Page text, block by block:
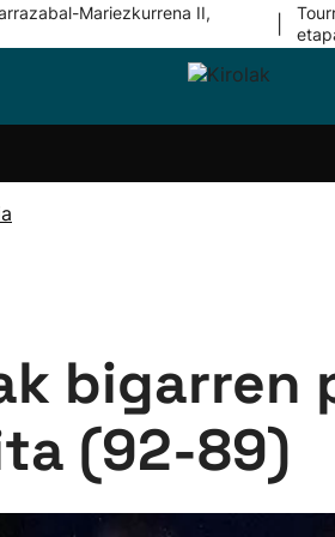
Mariezkurrena II,
Taldeak
(92-89)